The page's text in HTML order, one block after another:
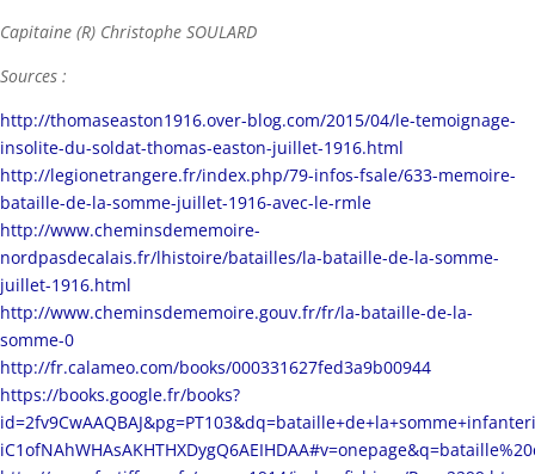
Capitaine (R) Christophe SOULARD
Sources :
http://thomaseaston1916.over-blog.com/2015/04/le-temoignage-
insolite-du-soldat-thomas-easton-juillet-1916.html
http://legionetrangere.fr/index.php/79-infos-fsale/633-memoire-
bataille-de-la-somme-juillet-1916-avec-le-rmle
http://www.cheminsdememoire-
nordpasdecalais.fr/lhistoire/batailles/la-bataille-de-la-somme-
juillet-1916.html
http://www.cheminsdememoire.gouv.fr/fr/la-bataille-de-la-
somme-0
http://fr.calameo.com/books/000331627fed3a9b00944
https://books.google.fr/books?